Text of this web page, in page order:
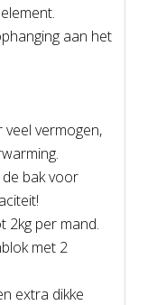
aan het
vermogen,
bak voor
2kg per mand.
met 2
extra dikke